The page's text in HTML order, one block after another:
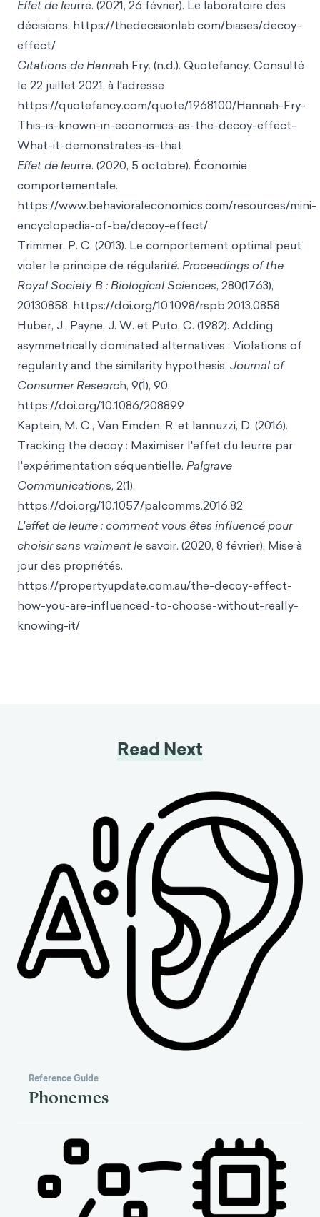
Effet de leurre. (2021, 26 février). Le laboratoire des
décisions. https://thedecisionlab.com/biases/decoy-
effect/
Citations de Hannah Fry. (n.d.). Quotefancy. Consulté
le 22 juillet 2021, à l'adresse
https://quotefancy.com/quote/1968100/Hannah-Fry-
This-is-known-in-economics-as-the-decoy-effect-
What-it-demonstrates-is-that
Effet de leurre. (2020, 5 octobre). Économie
comportementale.
https://www.behavioraleconomics.com/resources/mini-
encyclopedia-of-be/decoy-effect/
Trimmer, P. C. (2013). Le comportement optimal peut
violer le principe de régularité. Proceedings of the
Royal Society B : Biological Sciences, 280(1763),
20130858. https://doi.org/10.1098/rspb.2013.0858
Huber, J., Payne, J. W. et Puto, C. (1982). Adding
asymmetrically dominated alternatives : Violations of
regularity and the similarity hypothesis. Journal of
Consumer Research, 9(1), 90.
https://doi.org/10.1086/208899
Kaptein, M. C., Van Emden, R. et Iannuzzi, D. (2016).
Tracking the decoy : Maximiser l'effet du leurre par
l'expérimentation séquentielle. Palgrave
Communications, 2(1).
https://doi.org/10.1057/palcomms.2016.82
L'effet de leurre : comment vous êtes influencé pour
choisir sans vraiment le savoir. (2020, 8 février). Mise à
jour des propriétés.
https://propertyupdate.com.au/the-decoy-effect-
how-you-are-influenced-to-choose-without-really-
knowing-it/
Read Next
Reference Guide
Phonemes